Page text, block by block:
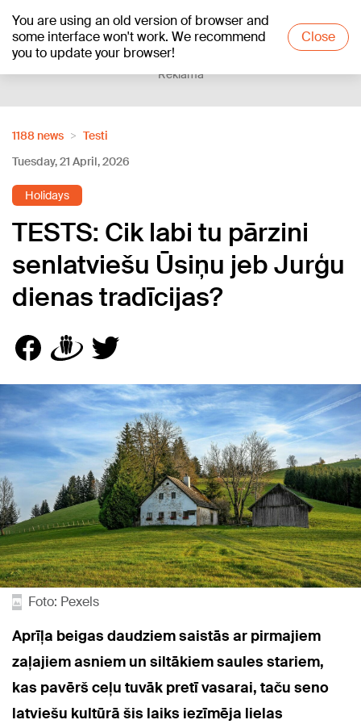
You are using an old version of browser and
some interface won't work. We recommend
you to update your browser!
Close
+19°C
Reklāma
1188 news
Testi
Tuesday, 21 April, 2026
Holidays
TESTS: Cik labi tu pārzini
senlatviešu Ūsiņu jeb Jurģu
dienas tradīcijas?
Foto: Pexels
Aprīļa beigas daudziem saistās ar pirmajiem
zaļajiem asniem un siltākiem saules stariem,
kas pavērš ceļu tuvāk pretī vasarai, taču seno
latviešu kultūrā šis laiks iezīmēja lielas